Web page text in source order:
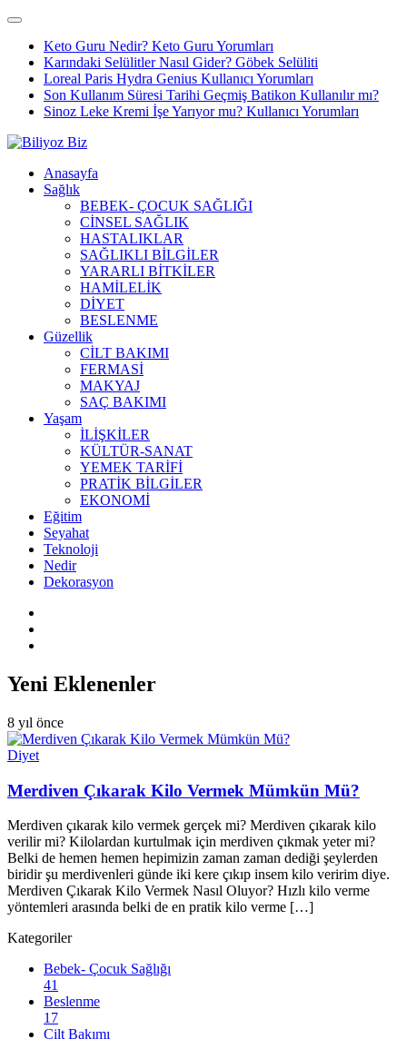
Keto Guru Nedir? Keto Guru Yorumları
Karındaki Selülitler Nasıl Gider? Göbek Selüliti
Loreal Paris Hydra Genius Kullanıcı Yorumları
Son Kullanım Süresi Tarihi Geçmiş Batikon Kullanılır mı?
Sinoz Leke Kremi İşe Yarıyor mu? Kullanıcı Yorumları
Anasayfa
Sağlık
BEBEK- ÇOCUK SAĞLIĞI
CİNSEL SAĞLIK
HASTALIKLAR
SAĞLIKLI BİLGİLER
YARARLI BİTKİLER
HAMİLELİK
DİYET
BESLENME
Güzellik
CİLT BAKIMI
FERMASİ
MAKYAJ
SAÇ BAKIMI
Yaşam
İLİŞKİLER
KÜLTÜR-SANAT
YEMEK TARİFİ
PRATİK BİLGİLER
EKONOMİ
Eğitim
Seyahat
Teknoloji
Nedir
Dekorasyon
Yeni Eklenenler
8 yıl önce
Diyet
Merdiven Çıkarak Kilo Vermek Mümkün Mü?
Merdiven çıkarak kilo vermek gerçek mi? Merdiven çıkarak kilo
verilir mi? Kilolardan kurtulmak için merdiven çıkmak yeter mi?
Belki de hemen hemen hepimizin zaman zaman dediği şeylerden
biridir şu merdivenleri günde iki kere çıkıp insem kilo veririm diye.
Merdiven Çıkarak Kilo Vermek Nasıl Oluyor? Hızlı kilo verme
yöntemleri arasında belki de en pratik kilo verme […]
Kategoriler
Bebek- Çocuk Sağlığı
41
Beslenme
17
Cilt Bakımı